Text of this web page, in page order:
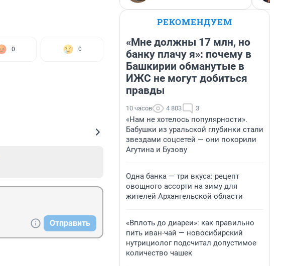
0 0
Отправить
РЕКОМЕНДУЕМ
«Мне должны 17 млн, но
банку плачу я»: почему в
Башкирии обманутые в
ИЖС не могут добиться
правды
10 часов 4 803 3
«Нам не хотелось популярности».
Бабушки из уральской глубинки стали
звездами соцсетей — они покорили
Агутина и Бузову
Одна банка — три вкуса: рецепт
овощного ассорти на зиму для
жителей Архангельской области
«Вплоть до диареи»: как правильно
пить иван-чай — новосибирский
нутрициолог подсчитал допустимое
количество чашек